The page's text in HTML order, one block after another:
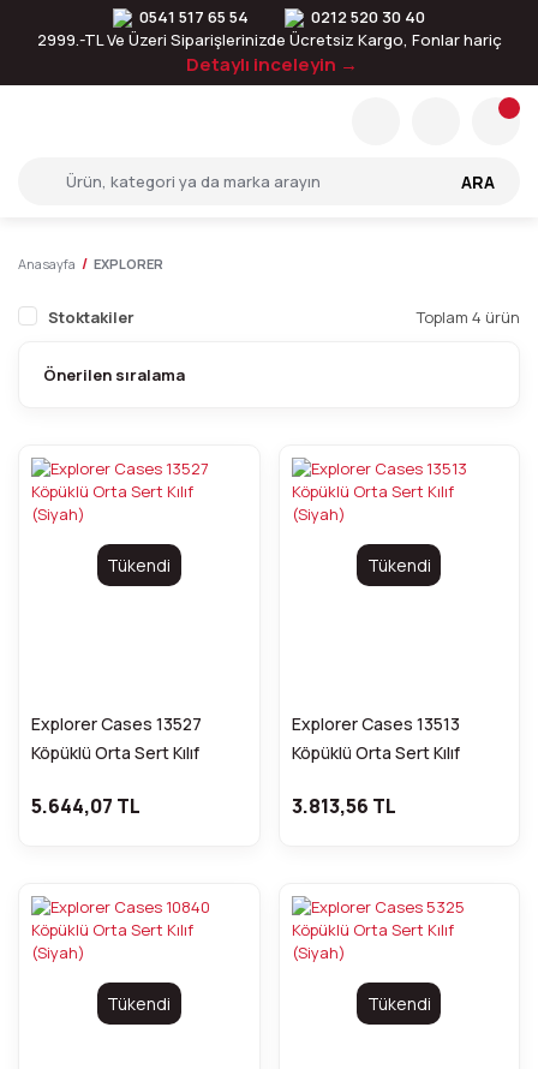
0541 517 65 54
0212 520 30 40
2999.-TL Ve Üzeri Siparişlerinizde Ücretsiz Kargo, Fonlar hariç
Detaylı inceleyin →
ARA
Anasayfa EXPLORER
Stoktakiler Toplam 4 ürün
Tükendi
Explorer Cases 13527
Köpüklü Orta Sert Kılıf
5.644,07 TL
Tükendi
Explorer Cases 13513
Köpüklü Orta Sert Kılıf
3.813,56 TL
Tükendi Tükendi